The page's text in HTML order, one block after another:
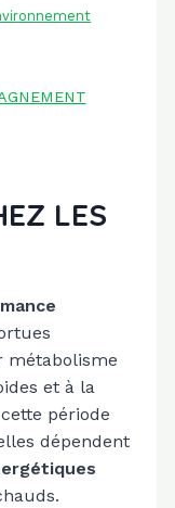
LES
métabolisme
et à la
période
dépendent